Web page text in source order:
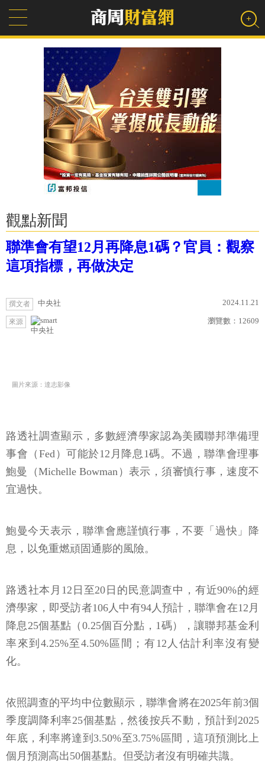
觀點新聞
聯準會有望12月再降息1碼？官員：觀察
這項指標，再做決定
撰文者 中央社 2024.11.21
來源
中央社
瀏覽數： 12609
圖片來源：達志影像
路透社調查顯示，多數經濟學家認為美國聯邦準備理
事會（Fed）可能於12月降息1碼。不過，聯準會理事
鮑曼（Michelle Bowman）表示，須審慎行事，速度不
宜過快。
鮑曼今天表示，聯準會應謹慎行事，不要「過快」降
息，以免重燃頑固通膨的風險。
路透社本月12日至20日的民意調查中，有近90%的經
濟學家，即受訪者106人中有94人預計，聯準會在12月
降息25個基點（0.25個百分點，1碼），讓聯邦基金利
率來到4.25%至4.50%區間；有12人估計利率沒有變
化。
依照調查的平均中位數顯示，聯準會將在2025年前3個
季度調降利率25個基點，然後按兵不動，預計到2025
年底，利率將達到3.50%至3.75%區間，這項預測比上
個月預測高出50個基點。但受訪者沒有明確共識。